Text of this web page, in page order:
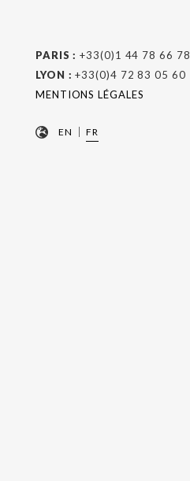
PARIS : +33(0)1 44 78 66 78
LYON : +33(0)4 72 83 05 60
MENTIONS LÉGALES
EN FR